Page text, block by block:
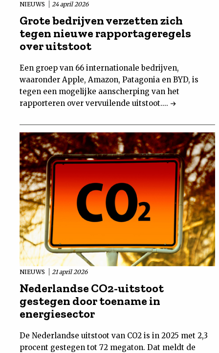
NIEUWS 24 april 2026
Grote bedrijven verzetten zich
tegen nieuwe rapportageregels
over uitstoot
Een groep van 66 internationale bedrijven,
waaronder Apple, Amazon, Patagonia en BYD, is
tegen een mogelijke aanscherping van het
rapporteren over vervuilende uitstoot....
NIEUWS 21 april 2026
Nederlandse CO2-uitstoot
gestegen door toename in
energiesector
De Nederlandse uitstoot van CO2 is in 2025 met 2,3
procent gestegen tot 72 megaton. Dat meldt de